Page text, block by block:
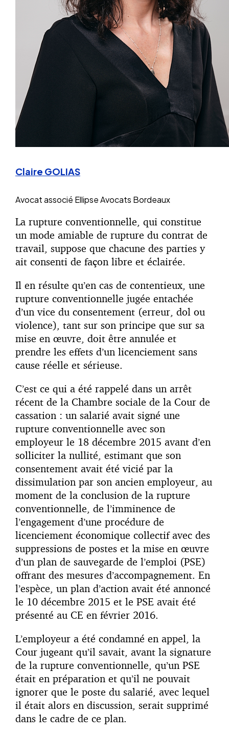
Claire GOLIAS
Avocat associé Ellipse Avocats Bordeaux
La rupture conventionnelle, qui constitue
un mode amiable de rupture du contrat de
travail, suppose que chacune des parties y
ait consenti de façon libre et éclairée.
Il en résulte qu’en cas de contentieux, une
rupture conventionnelle jugée entachée
d’un vice du consentement (erreur, dol ou
violence), tant sur son principe que sur sa
mise en œuvre, doit être annulée et
prendre les effets d’un licenciement sans
cause réelle et sérieuse.
C’est ce qui a été rappelé dans un arrêt
récent de la Chambre sociale de la Cour de
cassation : un salarié avait signé une
rupture conventionnelle avec son
employeur le 18 décembre 2015 avant d’en
solliciter la nullité, estimant que son
consentement avait été vicié par la
dissimulation par son ancien employeur, au
moment de la conclusion de la rupture
conventionnelle, de l’imminence de
l’engagement d’une procédure de
licenciement économique collectif avec des
suppressions de postes et la mise en œuvre
d’un plan de sauvegarde de l’emploi (PSE)
offrant des mesures d’accompagnement. En
l’espèce, un plan d’action avait été annoncé
le 10 décembre 2015 et le PSE avait été
présenté au CE en février 2016.
L’employeur a été condamné en appel, la
Cour jugeant qu’il savait, avant la signature
de la rupture conventionnelle, qu’un PSE
était en préparation et qu’il ne pouvait
ignorer que le poste du salarié, avec lequel
il était alors en discussion, serait supprimé
dans le cadre de ce plan.